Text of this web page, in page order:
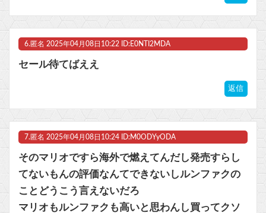
6. 匿名 2025年04月08日10:22 ID:E0NTI2MDA
セール待てばええ
返信
7. 匿名 2025年04月08日10:24 ID:M0ODYyODA
そのマリオですら海外で燃えてんだし発売すらし
てないもんの評価なんてできないしルンファクの
ことどうこう言えないだろ
マリオもルンファクも高いと思わんし買ってクソ